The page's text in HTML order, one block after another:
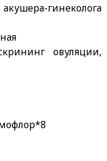
гинеколога
овуляции,